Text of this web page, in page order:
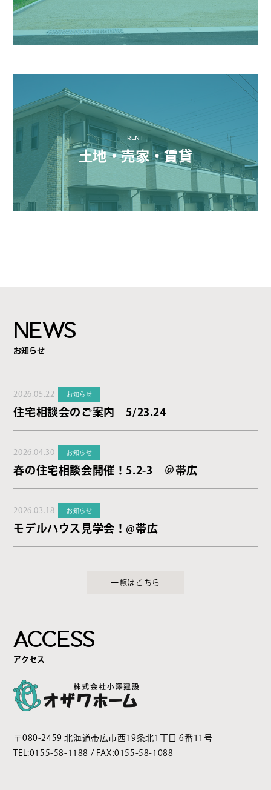
RENT
土地・売家・賃貸
NEWS
お知らせ
2026.05.22 お知らせ
住宅相談会のご案内 5/23.24
2026.04.30 お知らせ
春の住宅相談会開催！5.2-3 ＠帯広
2026.03.18 お知らせ
モデルハウス見学会！@帯広
一覧はこちら
ACCESS
アクセス
〒080-2459 北海道帯広市西19条北1丁目 6番11号
TEL:0155-58-1188 / FAX:0155-58-1088